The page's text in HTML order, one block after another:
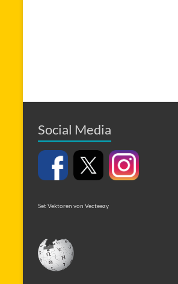
Social Media
Set Vektoren von Vecteezy